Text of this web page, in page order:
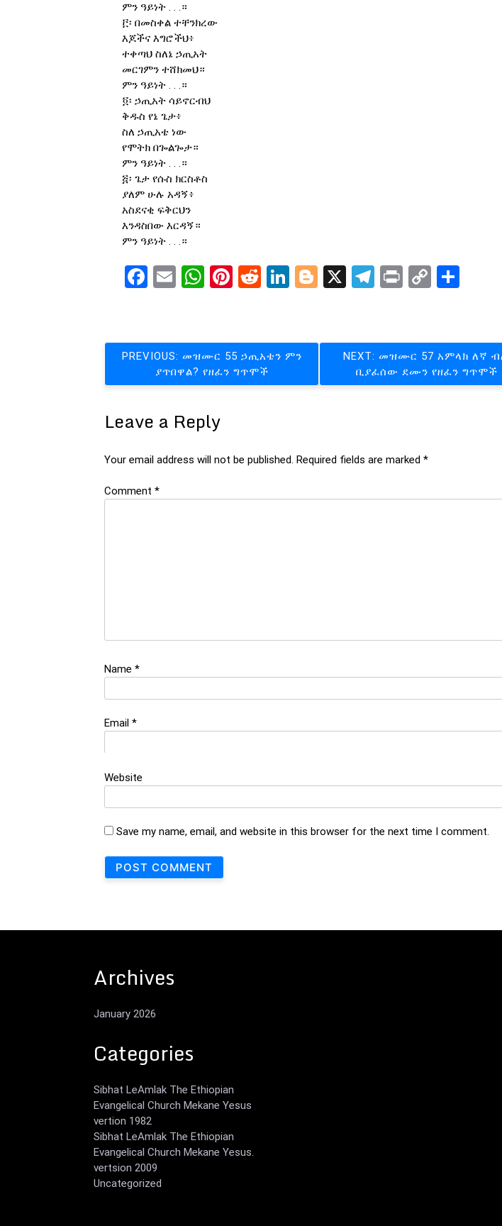
ምን ዓይነት . . .።
፫፡ በመስቀል ተቸንክረው
እጆችና እግሮችህ፥
ተቀጣህ ስለኔ ኃጢአት
መርገምን ተሸክመህ።
ምን ዓይነት . . .።
፬፡ ኃጢአት ሳይኖርብህ
ቅዱስ የኔ ጌታ፥
ስለ ኃጢአቴ ነው
የሞትክ በጐልጐታ።
ምን ዓይነት . . .።
፭፡ ጌታ የሱስ ክርስቶስ
ያለም ሁሉ አዳኝ፥
አስደናቂ ፍቅርህን
እንዳስበው እርዳኝ።
ምን ዓይነት . . .።
Facebook
EmailWhatsApp
Pinterest
RedditLinkedIn
Blogger
X Telegram
PrintCopy
Post
navigation
PREVIOUS: መዝሙር 55 ኃጢአቴን ምን
ያጥበዋል? የዘፈን ግጥሞች
NEXT: መዝሙር 57 አምላክ ለኛ
ቢያፈሰው ደሙን የዘፈን ግጥሞች
Leave a Reply
Your email address will not be published. Required fields are marked *
Comment *
Name *
Email *
Website
Save my name, email, and website in this browser for the next time I comment.
Archives
January 2026
Categories
Sibhat LeAmlak The Ethiopian
Evangelical Church Mekane Yesus
vertion 1982
Sibhat LeAmlak The Ethiopian
Evangelical Church Mekane Yesus.
vertsion 2009
Uncategorized